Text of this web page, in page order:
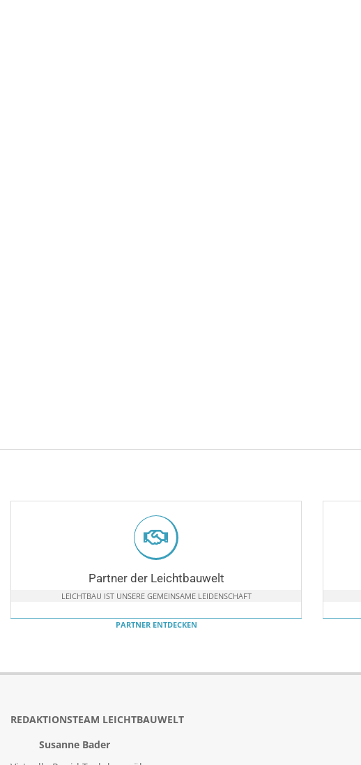
Partner der Leichtbauwelt
LEICHTBAU IST UNSERE GEMEINSAME LEIDENSCHAFT
PARTNER ENTDECKEN
REDAKTIONSTEAM LEICHTBAUWELT
Susanne Bader